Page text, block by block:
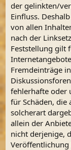
der gelinkten/
Einfluss.
von allen
nach der
Feststellung gilt
Fremdeinträge
fehlerhafte oder
für Schäden, die
solcherart
allein der
nicht derjenige,